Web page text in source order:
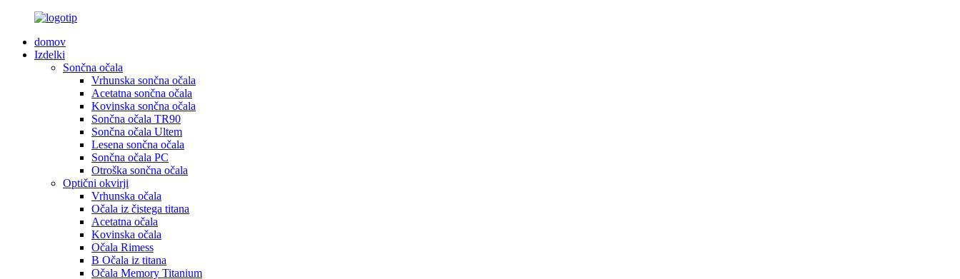
domov
Izdelki
Sončna očala
Vrhunska sončna očala
Acetatna sončna očala
Kovinska sončna očala
Sončna očala TR90
Sončna očala Ultem
Lesena sončna očala
Sončna očala PC
Otroška sončna očala
Optični okvirji
Vrhunska očala
Očala iz čistega titana
Acetatna očala
Kovinska očala
Očala Rimess
B Očala iz titana
Očala Memory Titanium